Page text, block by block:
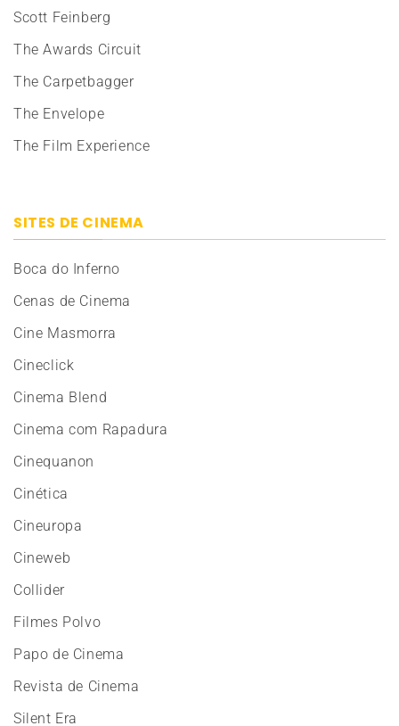
Scott Feinberg
The Awards Circuit
The Carpetbagger
The Envelope
The Film Experience
SITES DE CINEMA
Boca do Inferno
Cenas de Cinema
Cine Masmorra
Cineclick
Cinema Blend
Cinema com Rapadura
Cinequanon
Cinética
Cineuropa
Cineweb
Collider
Filmes Polvo
Papo de Cinema
Revista de Cinema
Silent Era